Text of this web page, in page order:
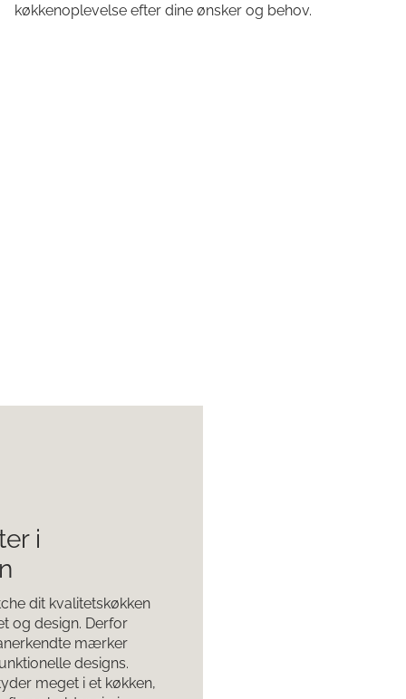
køkkenoplevelse efter dine ønsker og behov.
i
dit kvalitetskøkken
og design. Derfor
mærker
designs.
meget i et køkken,